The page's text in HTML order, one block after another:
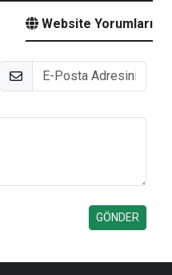
Website Yorumları
E-Posta